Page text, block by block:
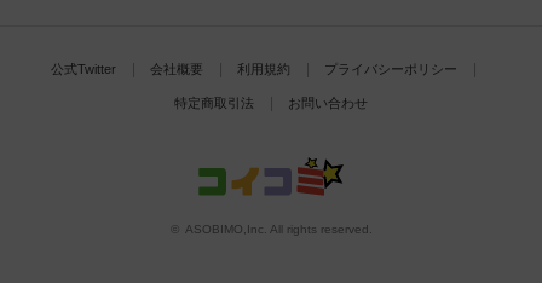
公式Twitter 会社概要 利用規約 プライバシーポリシー
特定商取引法 お問い合わせ
© ASOBIMO,Inc. All rights reserved.